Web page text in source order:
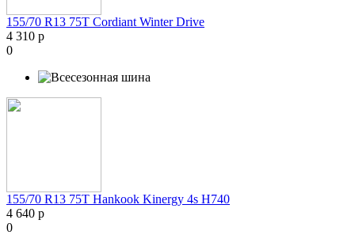
155/70 R13 75T Cordiant Winter Drive
4 310 р
0
155/70 R13 75T Hankook Kinergy 4s H740
4 640 р
0